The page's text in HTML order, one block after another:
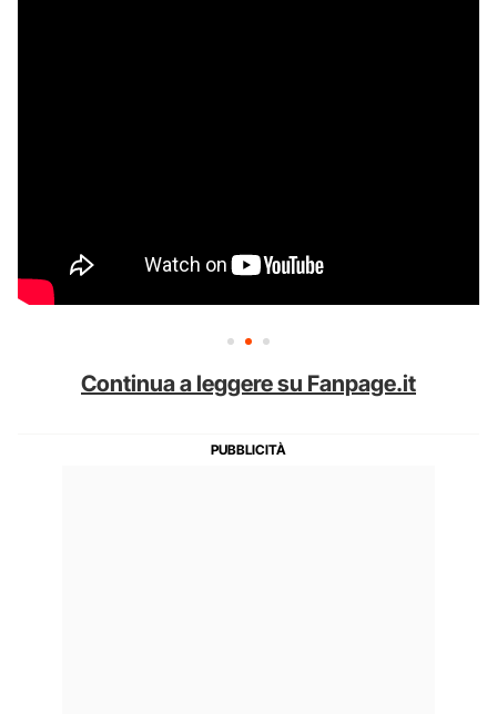
Continua a leggere su Fanpage.it